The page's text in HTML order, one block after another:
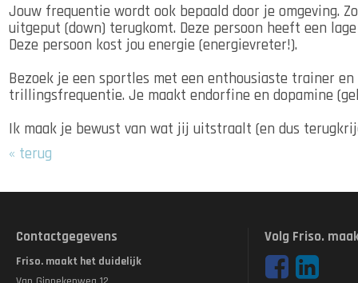
Jouw frequentie wordt ook bepaald door je omgeving.
uitgeput (down) terugkomt. Deze persoon heeft een
Deze persoon kost jou energie (energievreter!).
Bezoek je een sportles met een enthousiaste trainer
trillingsfrequentie. Je maakt endorfine en dopamine
Ik maak je bewust van wat jij uitstraalt (en dus
« terug
Contactgegevens
Friso. maakt het duidelijk
Volg Friso.